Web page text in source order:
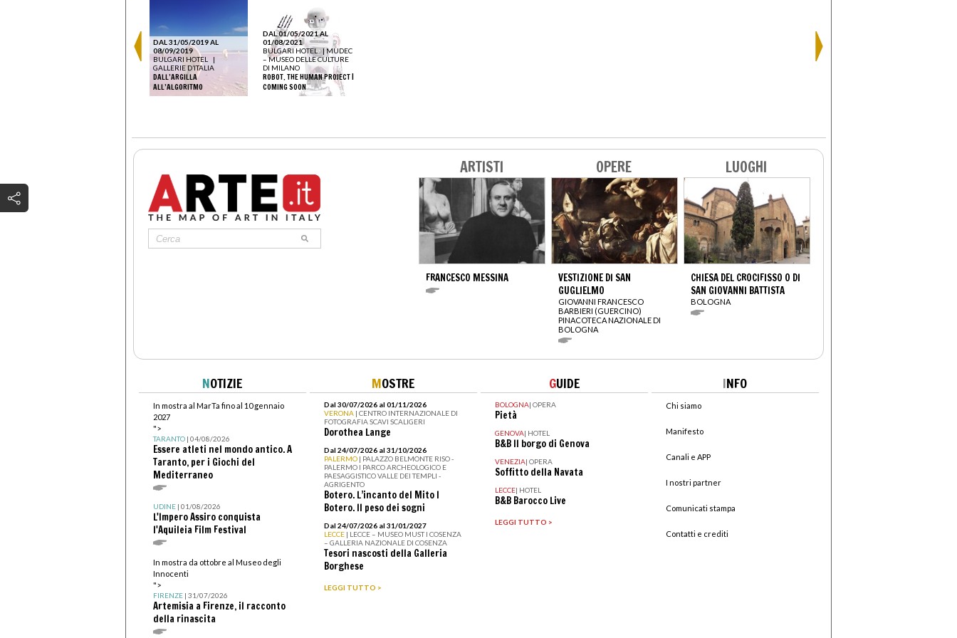
DAL 31/05/2019 AL
08/09/2019
BULGARI HOTEL
|
GALLERIE D’ITALIA
DALL’ARGILLA
ALL’ALGORITMO
DAL 01/05/2021 AL
01/08/2021
BULGARI HOTEL | MUDEC
– MUSEO DELLE CULTURE
DI MILANO
ROBOT. THE HUMAN PROJECT |
COMING SOON
ARTISTI
FRANCESCO MESSINA
OPERE
VESTIZIONE DI SAN
GUGLIELMO
GIOVANNI FRANCESCO
BARBIERI (GUERCINO)
PINACOTECA NAZIONALE DI
BOLOGNA
LUOGHI
CHIESA DEL CROCIFISSO O DI
SAN GIOVANNI BATTISTA
BOLOGNA
NOTIZIE
In mostra al MarTa fino al 10 gennaio
2027
">
TARANTO| 04/08/2026
Essere atleti nel mondo antico. A
Taranto, per i Giochi del
Mediterraneo
UDINE| 01/08/2026
L'Impero Assiro conquista
l'Aquileia Film Festival
In mostra da ottobre al Museo degli
Innocenti
">
FIRENZE| 31/07/2026
Artemisia a Firenze, il racconto
della rinascita
MOSTRE
Dal 30/07/2026 al 01/11/2026
VERONA | CENTRO INTERNAZIONALE DI
FOTOGRAFIA SCAVI SCALIGERI
Dorothea Lange
Dal 24/07/2026 al 31/10/2026
PALERMO | PALAZZO BELMONTE RISO -
PALERMO I PARCO ARCHEOLOGICO E
PAESAGGISTICO VALLE DEI TEMPLI -
AGRIGENTO
Botero. L’incanto del Mito I
Botero. Il peso dei sogni
Dal 24/07/2026 al 31/01/2027
LECCE | LECCE – MUSEO MUST I COSENZA
– GALLERIA NAZIONALE DI COSENZA
Tesori nascosti della Galleria
Borghese
LEGGI TUTTO >
GUIDE
BOLOGNA| OPERA
Pietà
GENOVA| HOTEL
B&B Il borgo di Genova
VENEZIA| OPERA
Soffitto della Navata
LECCE| HOTEL
B&B Barocco Live
LEGGI TUTTO >
INFO
Chi siamo
Manifesto
Canali e APP
I nostri partner
Comunicati stampa
Contatti e crediti